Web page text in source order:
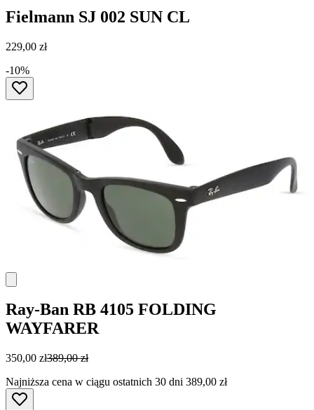
Fielmann SJ 002 SUN CL
229,00 zł
-10%
Ray-Ban RB 4105 FOLDING
WAYFARER
350,00 zł389,00 zł
Najniższa cena w ciągu ostatnich 30 dni 389,00 zł